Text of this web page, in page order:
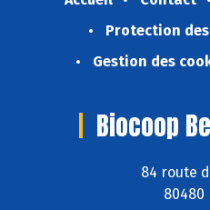
Protection
Gestion des
Biocoop
84 route